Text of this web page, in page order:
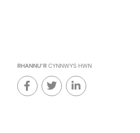
RHANNU'RCYNNWYS HWN